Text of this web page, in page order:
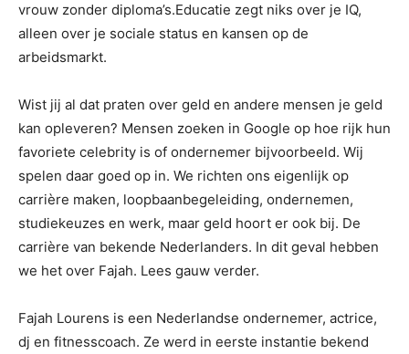
vrouw zonder diploma’s.Educatie zegt niks over je IQ,
alleen over je sociale status en kansen op de
arbeidsmarkt.
Wist jij al dat praten over geld en andere mensen je geld
kan opleveren? Mensen zoeken in Google op hoe rijk hun
favoriete celebrity is of ondernemer bijvoorbeeld. Wij
spelen daar goed op in. We richten ons eigenlijk op
carrière maken, loopbaanbegeleiding, ondernemen,
studiekeuzes en werk, maar geld hoort er ook bij. De
carrière van bekende Nederlanders. In dit geval hebben
we het over Fajah. Lees gauw verder.
Fajah Lourens is een Nederlandse ondernemer, actrice,
dj en fitnesscoach. Ze werd in eerste instantie bekend